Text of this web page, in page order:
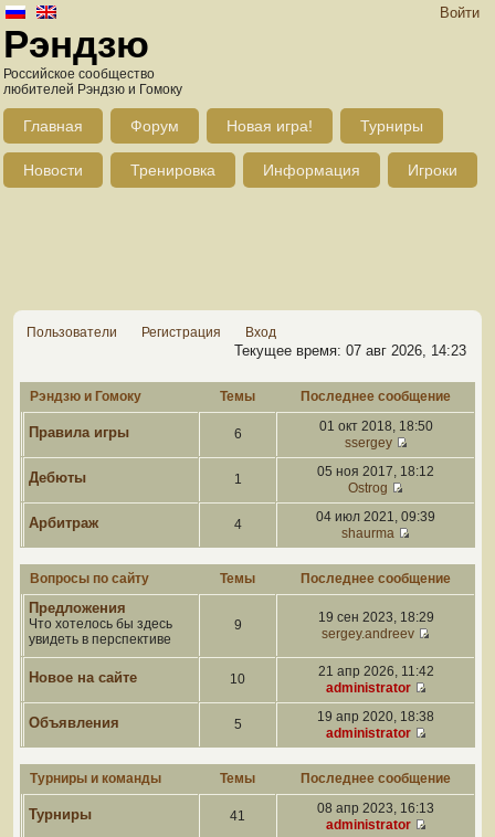
Войти
Рэндзю
Российское сообщество
любителей Рэндзю и Гомоку
Главная Форум Новая игра! Турниры
Новости Тренировка Информация Игроки
Пользователи Регистрация Вход
Текущее время: 07 авг 2026, 14:23
Рэндзю и Гомоку Темы Последнее сообщение
Правила игры 6
01 окт 2018, 18:50
ssergey
Дебюты 1
05 ноя 2017, 18:12
Ostrog
Арбитраж 4
04 июл 2021, 09:39
shaurma
Вопросы по сайту Темы Последнее сообщение
Предложения
Что хотелось бы здесь
увидеть в перспективе
9
19 сен 2023, 18:29
sergey.andreev
Новое на сайте 10
21 апр 2026, 11:42
administrator
Объявления 5
19 апр 2020, 18:38
administrator
Турниры и команды Темы Последнее сообщение
Турниры 41
08 апр 2023, 16:13
administrator